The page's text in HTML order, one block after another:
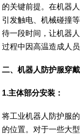
的关键前提。在机器
引发触电、机械碰撞
待一段时间，让机器
过程中因高温造成人员
二、机器人防护服穿
1.主体部分安装：
将工业机器人防护服
的位置。对于一些大